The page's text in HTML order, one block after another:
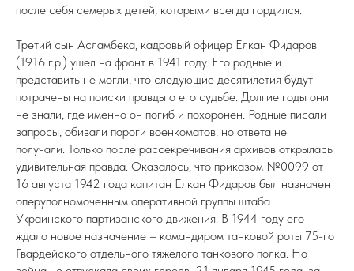
после себя семерых детей, которыми всегда гордился.
Третий сын Асламбека, кадровый офицер Елкан Фидаров
(1916 г.р.) ушел на фронт в 1941 году. Его родные и
представить не могли, что следующие десятилетия будут
потрачены на поиски правды о его судьбе. Долгие годы они
не знали, где именно он погиб и похоронен. Родные писали
запросы, обивали пороги военкоматов, но ответа не
получали. Только после рассекречивания архивов открылась
удивительная правда. Оказалось, что приказом №0099 от
16 августа 1942 года капитан Елкан Фидаров был назначен
оперуполномоченным оперативной группы штаба
Украинского партизанского движения. В 1944 году его
ждало новое назначение – командиром танковой роты 75-го
Гвардейского отдельного тяжелого танкового полка. Но